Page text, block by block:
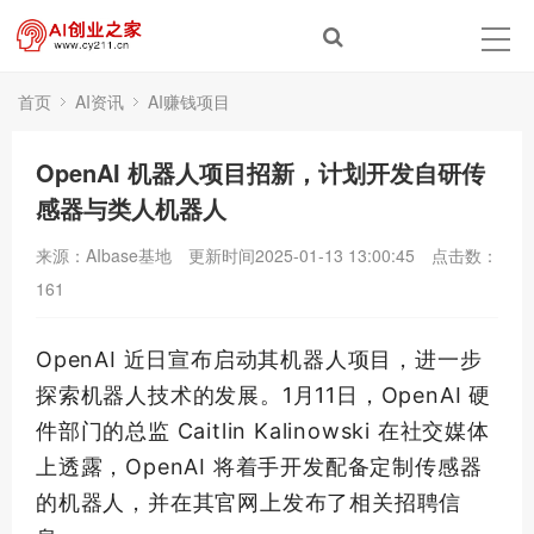
首页 AI资讯 AI赚钱项目
​OpenAI 机器人项目招新，计划开发自研传
感器与类人机器人
来源：AIbase基地 更新时间2025-01-13 13:00:45
点击数：
161
OpenAI 近日宣布启动其机器人项目，进一步
探索机器人技术的发展。1月11日，OpenAI 硬
件部门的总监 Caitlin Kalinowski 在社交媒体
上透露，OpenAI 将着手开发配备定制传感器
的机器人，并在其官网上发布了相关招聘信